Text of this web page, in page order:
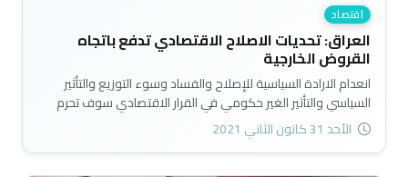
اقتصاد
العراق: تحديات الاصلاح الاقتصادي تدفع باتجاه
القروض الخارجية
انعدام الارادة السياسية للإصلاح والفساد وسوء التوزيع والتأثير
السياسي والتأثير الغير حكومي في القرار الاقتصادي سوف تحرم
العراق من المعونة الفنية التي يقدمها الصندوق في تحسين النظام
المالي في البلاد وفق اداة التمويل السريع..
الأحد 31 كانون الثاني 2021